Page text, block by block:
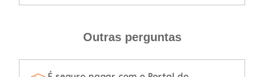
Outras perguntas